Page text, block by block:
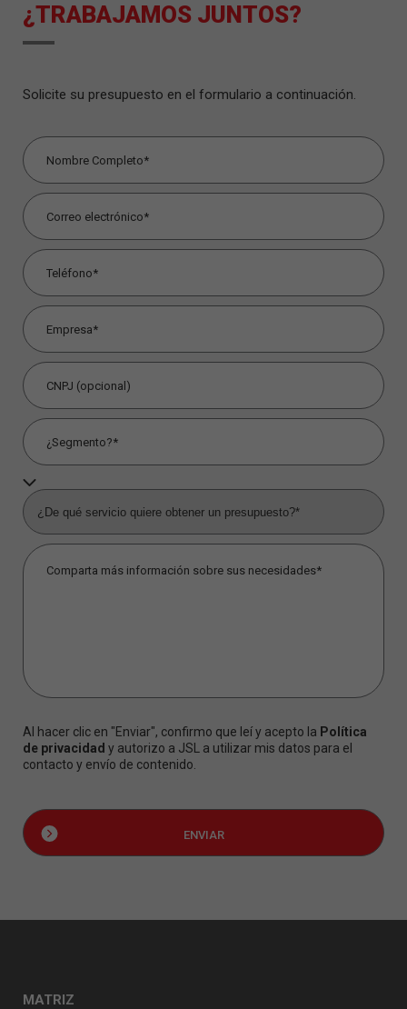
¿TRABAJAMOS JUNTOS?
Solicite su presupuesto en el formulario a continuación.
Al hacer clic en "Enviar", confirmo que leí y acepto la Política
de privacidad y autorizo a JSL a utilizar mis datos para el
contacto y envío de contenido.
MATRIZ